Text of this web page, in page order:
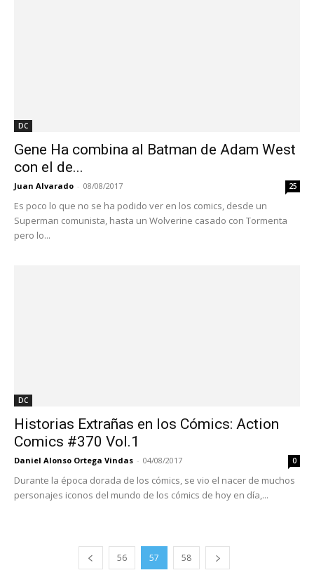
DC
Gene Ha combina al Batman de Adam West
con el de...
Juan Alvarado - 08/08/2017 25
Es poco lo que no se ha podido ver en los comics, desde un
Superman comunista, hasta un Wolverine casado con Tormenta
pero lo...
DC
Historias Extrañas en los Cómics: Action
Comics #370 Vol.1
Daniel Alonso Ortega Vindas - 04/08/2017 0
Durante la época dorada de los cómics, se vio el nacer de muchos
personajes iconos del mundo de los cómics de hoy en día,...
56 57 58